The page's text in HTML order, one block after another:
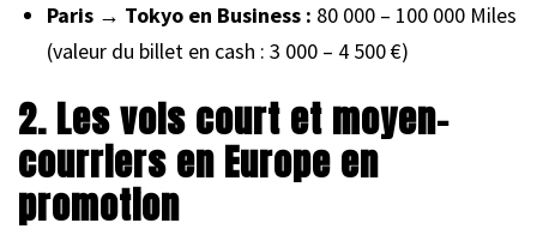
Paris → Tokyo en Business : 80 000 – 100 000 Miles
(valeur du billet en cash : 3 000 – 4 500 €)
2. Les vols court et moyen-
courriers en Europe en
promotion